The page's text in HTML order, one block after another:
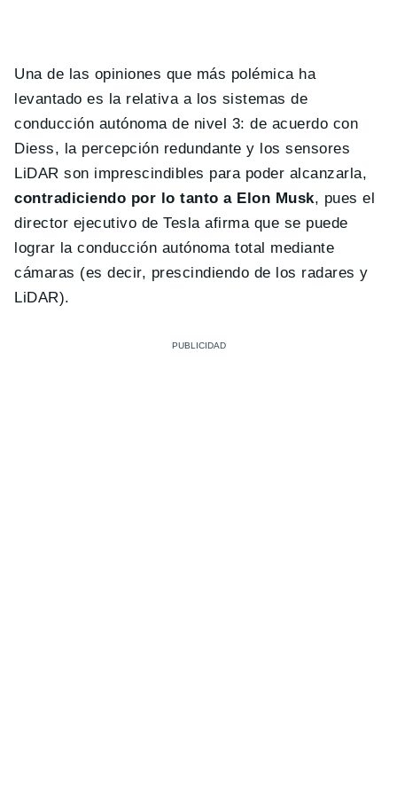
Una de las opiniones que más polémica ha
levantado es la relativa a los sistemas de
conducción autónoma de nivel 3: de acuerdo con
Diess, la percepción redundante y los sensores
LiDAR son imprescindibles para poder alcanzarla,
contradiciendo por lo tanto a Elon Musk, pues el
director ejecutivo de Tesla afirma que se puede
lograr la conducción autónoma total mediante
cámaras (es decir, prescindiendo de los radares y
LiDAR).